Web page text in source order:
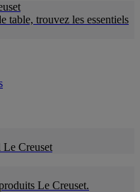
table, trouvez les essentiels
Creuset
Le Creuset.